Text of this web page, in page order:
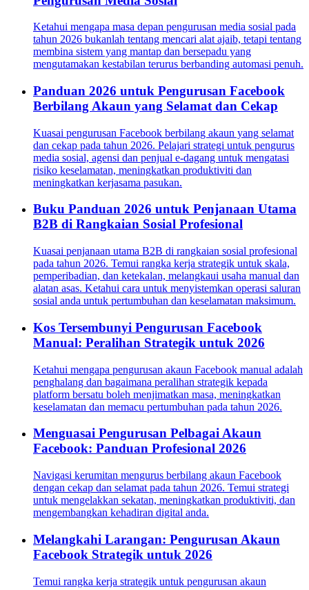
Ketahui mengapa masa depan pengurusan media sosial pada
tahun 2026 bukanlah tentang mencari alat ajaib, tetapi tentang
membina sistem yang mantap dan bersepadu yang
mengutamakan kestabilan terurus berbanding automasi penuh.
Panduan 2026 untuk Pengurusan Facebook
Berbilang Akaun yang Selamat dan Cekap
Kuasai pengurusan Facebook berbilang akaun yang selamat
dan cekap pada tahun 2026. Pelajari strategi untuk pengurus
media sosial, agensi dan penjual e-dagang untuk mengatasi
risiko keselamatan, meningkatkan produktiviti dan
meningkatkan kerjasama pasukan.
Buku Panduan 2026 untuk Penjanaan Utama
B2B di Rangkaian Sosial Profesional
Kuasai penjanaan utama B2B di rangkaian sosial profesional
pada tahun 2026. Temui rangka kerja strategik untuk skala,
pemperibadian, dan ketekalan, melangkaui usaha manual dan
alatan asas. Ketahui cara untuk menyistemkan operasi saluran
sosial anda untuk pertumbuhan dan keselamatan maksimum.
Kos Tersembunyi Pengurusan Facebook
Manual: Peralihan Strategik untuk 2026
Ketahui mengapa pengurusan akaun Facebook manual adalah
penghalang dan bagaimana peralihan strategik kepada
platform bersatu boleh menjimatkan masa, meningkatkan
keselamatan dan memacu pertumbuhan pada tahun 2026.
Menguasai Pengurusan Pelbagai Akaun
Facebook: Panduan Profesional 2026
Navigasi kerumitan mengurus berbilang akaun Facebook
dengan cekap dan selamat pada tahun 2026. Temui strategi
untuk mengelakkan sekatan, meningkatkan produktiviti, dan
mengembangkan kehadiran digital anda.
Melangkahi Larangan: Pengurusan Akaun
Facebook Strategik untuk 2026
Temui rangka kerja strategik untuk pengurusan akaun